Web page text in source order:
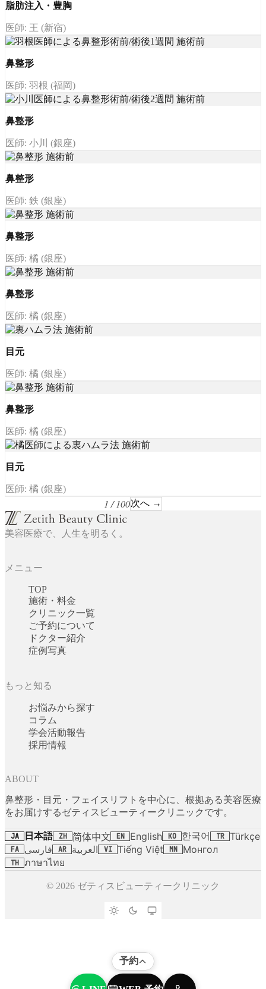
脂肪注入・豊胸
医師: 王 (新宿)
鼻整形
医師: 羽根 (福岡)
鼻整形
医師: 小川 (銀座)
鼻整形
医師: 鉄 (銀座)
鼻整形
医師: 橘 (銀座)
鼻整形
医師: 橘 (銀座)
目元
医師: 橘 (銀座)
鼻整形
医師: 橘 (銀座)
目元
医師: 橘 (銀座)
1 / 100次へ →
美容医療で、人生を明るく。
メニュー
TOP
施術・料金
クリニック一覧
ご予約について
ドクター紹介
症例写真
もっと知る
お悩みから探す
コラム
学会活動報告
採用情報
ABOUT
鼻整形・目元・フェイスリフトを中心に、根拠ある美容医療
をお届けするゼティスビューティークリニックです。
JA 日本語 ZH 简体中文 EN English KO 한국어 TR Türkçe
FA فارسی AR العربية VI Tiếng Việt MN Монгол
TH ภาษาไทย
© 2026 ゼティスビューティークリニック
予約